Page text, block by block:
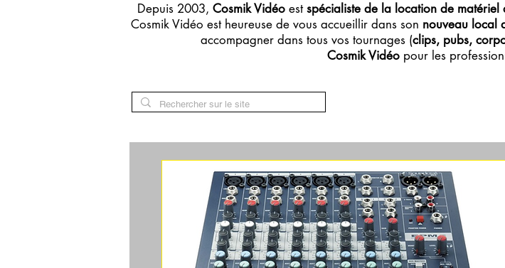
Depuis 2003, Cosmik Vidéoestspécialiste de la location de matériel
Cosmik Vidéo est heureuse de vous accueillir dans son nouveau local
accompagner dans tous vos tournages (clips, pubs,
Cosmik Vidéopour les